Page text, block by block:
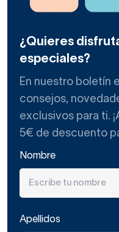
¿Quieres
especiales?
En nuestro boletín
consejos,
exclusivos para ti.
5€ de descuento
Nombre
Apellidos